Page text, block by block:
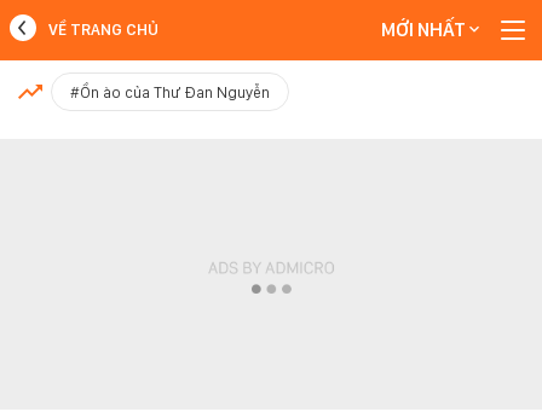
MỚI NHẤT
VỀ TRANG CHỦ MỚI NHẤT
#Ồn ào của Thư Đan Nguyễn